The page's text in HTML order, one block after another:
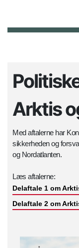
Arktis
Med aftalerne har
sikkerheden og
og Nordatlanten.
Læs aftalerne:
Delaftale 1 om
Delaftale 2 om